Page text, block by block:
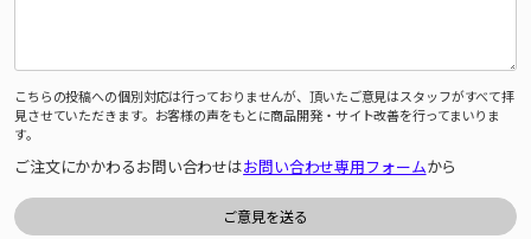
こちらの投稿への個別対応は行っておりませんが、頂いたご意見はスタッフがすべて拝
見させていただきます。お客様の声をもとに商品開発・サイト改善を行ってまいりま
す。
ご注文にかかわるお問い合わせはお問い合わせ専用フォームから